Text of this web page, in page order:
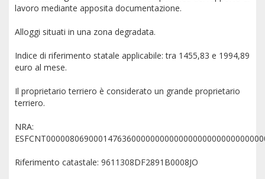
lavoro mediante apposita documentazione.
Alloggi situati in una zona degradata.
Indice di riferimento statale applicabile: tra 1455,83 e 1994,89
euro al mese.
Il proprietario terriero è considerato un grande proprietario
terriero.
NRA:
Riferimento catastale: 9611308DF2891B0008JO